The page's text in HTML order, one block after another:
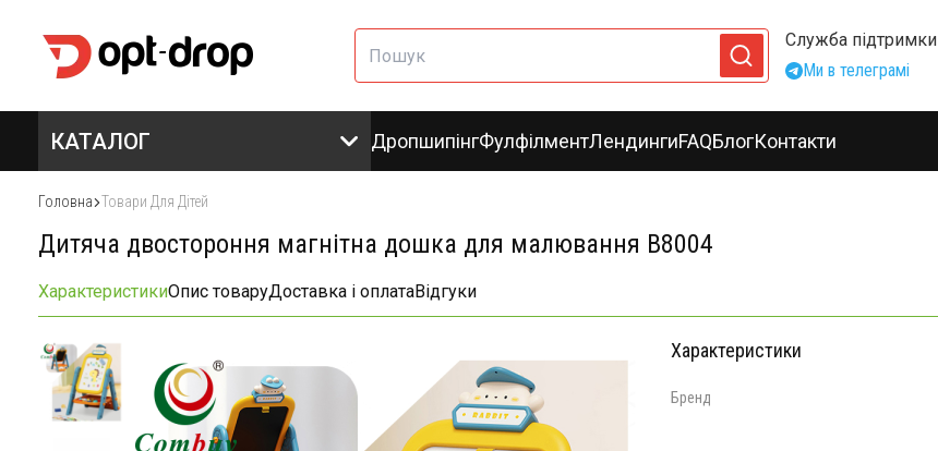
Служба підтримки
Ми в телеграмі
КАТАЛОГ ДропшипінгФулфілментЛендингиFAQБлогКонтакти
Головна Товари Для Дітей
Дитяча двостороння магнітна дошка для малювання B8004
ХарактеристикиОпис товаруДоставка і оплатаВідгуки
Характеристики
Бренд